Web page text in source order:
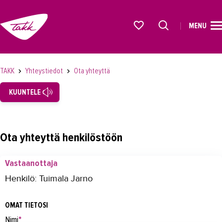
OPISKELIJAKSI
YRITYKSILLE
OMA TAKK
MENU
TAKK Yhteystiedot Ota yhteyttä
KUUNTELE
Ota yhteyttä henkilöstöön
Vastaanottaja
Henkilö: Tuimala Jarno
OMAT TIETOSI
Nimi*